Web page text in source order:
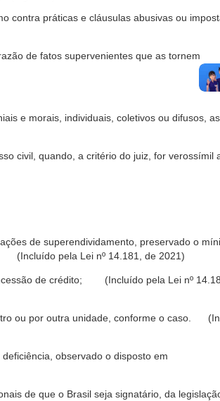
contra práticas e cláusulas abusivas ou
de fatos supervenientes que as tornem
e morais, individuais, coletivos ou difusos,
civil, quando, a critério do juiz, for verossímil
de superendividamento, preservado o
(Incluído pela Lei nº 14.181, de 2021)
de crédito; (Incluído pela Lei nº
ou por outra unidade, conforme o caso.
observado o disposto em
de que o Brasil seja signatário, da